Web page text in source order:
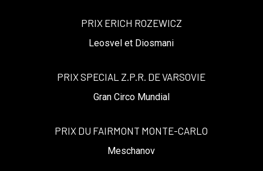
PRIX ERICH ROZEWICZ
Leosvel et Diosmani
PRIX SPECIAL Z.P.R. DE VARSOVIE
Gran Circo Mundial
PRIX DU FAIRMONT MONTE-CARLO
Meschanov